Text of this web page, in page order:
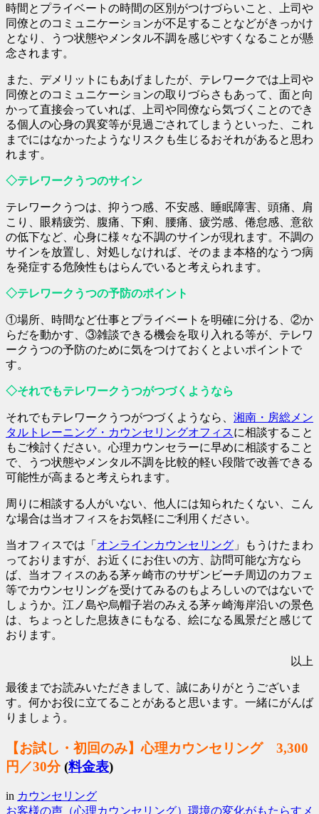
時間とプライベートの時間の区別がつけづらいこと、上司や
同僚とのコミュニケーションが不足することなどがきっかけ
となり、うつ状態やメンタル不調を感じやすくなることが懸
念されます。
また、デメリットにもあげましたが、テレワークでは上司や
同僚とのコミュニケーションの取りづらさもあって、面と向
かって直接会っていれば、上司や同僚なら気づくことのでき
る個人の心身の異変等が見過ごされてしまうといった、これ
までにはなかったようなリスクも生じるおそれがあると思わ
れます。
◇テレワークうつのサイン
テレワークうつは、抑うつ感、不安感、睡眠障害、頭痛、肩
こり、眼精疲労、腹痛、下痢、腰痛、疲労感、倦怠感、意欲
の低下など、心身に様々な不調のサインが現れます。不調の
サインを放置し、対処しなければ、そのまま本格的なうつ病
を発症する危険性もはらんでいると考えられます。
◇テレワークうつの予防のポイント
①場所、時間など仕事とプライベートを明確に分ける、②か
らだを動かす、③雑談できる機会を取り入れる等が、テレワ
ークうつの予防のために気をつけておくとよいポイントで
す。
◇それでもテレワークうつがつづくようなら
それでもテレワークうつがつづくようなら、 湘南・房総メン
タルトレーニング・カウンセリングオフィスに相談すること
もご検討ください。心理カウンセラーに早めに相談すること
で、うつ状態やメンタル不調を比較的軽い段階で改善できる
可能性が高まると考えられます。
周りに相談する人がいない、他人には知られたくない、こん
な場合は当オフィスをお気軽にご利用ください。
当オフィスでは「 オンラインカウンセリング 」もうけたまわ
っておりますが、お近くにお住いの方、訪問可能な方なら
ば、当オフィスのある茅ヶ崎市のサザンビーチ周辺のカフェ
等でカウンセリングを受けてみるのもよろしいのではないで
しょうか。江ノ島や烏帽子岩のみえる茅ヶ崎海岸沿いの景色
は、ちょっとした息抜きにもなる、絵になる風景だと感じて
おります。
以上
最後までお読みいただきまして、誠にありがとうございま
す。何かお役に立てることがあると思います。一緒にがんば
りましょう。
【お試し・初回のみ】心理カウンセリング 3,300
円／30分(料金表)
in カウンセリング
お客様の声（心理カウンセリング） 環境の変化がもたらすメ